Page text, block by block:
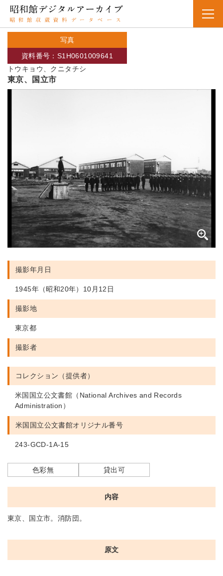
写真
トウキョウ、クニタチシ
資料番号：S1H0601009641
東京、国立市
撮影年月日
1945年（昭和20年）10月12日
撮影地
東京都
撮影者
コレクション（提供者）
米国国立公文書館（National Archives and Records
Administration）
米国国立公文書館オリジナル番号
243-GCD-1A-15
色彩無 貸出可
内容
東京、国立市。消防団。
原文